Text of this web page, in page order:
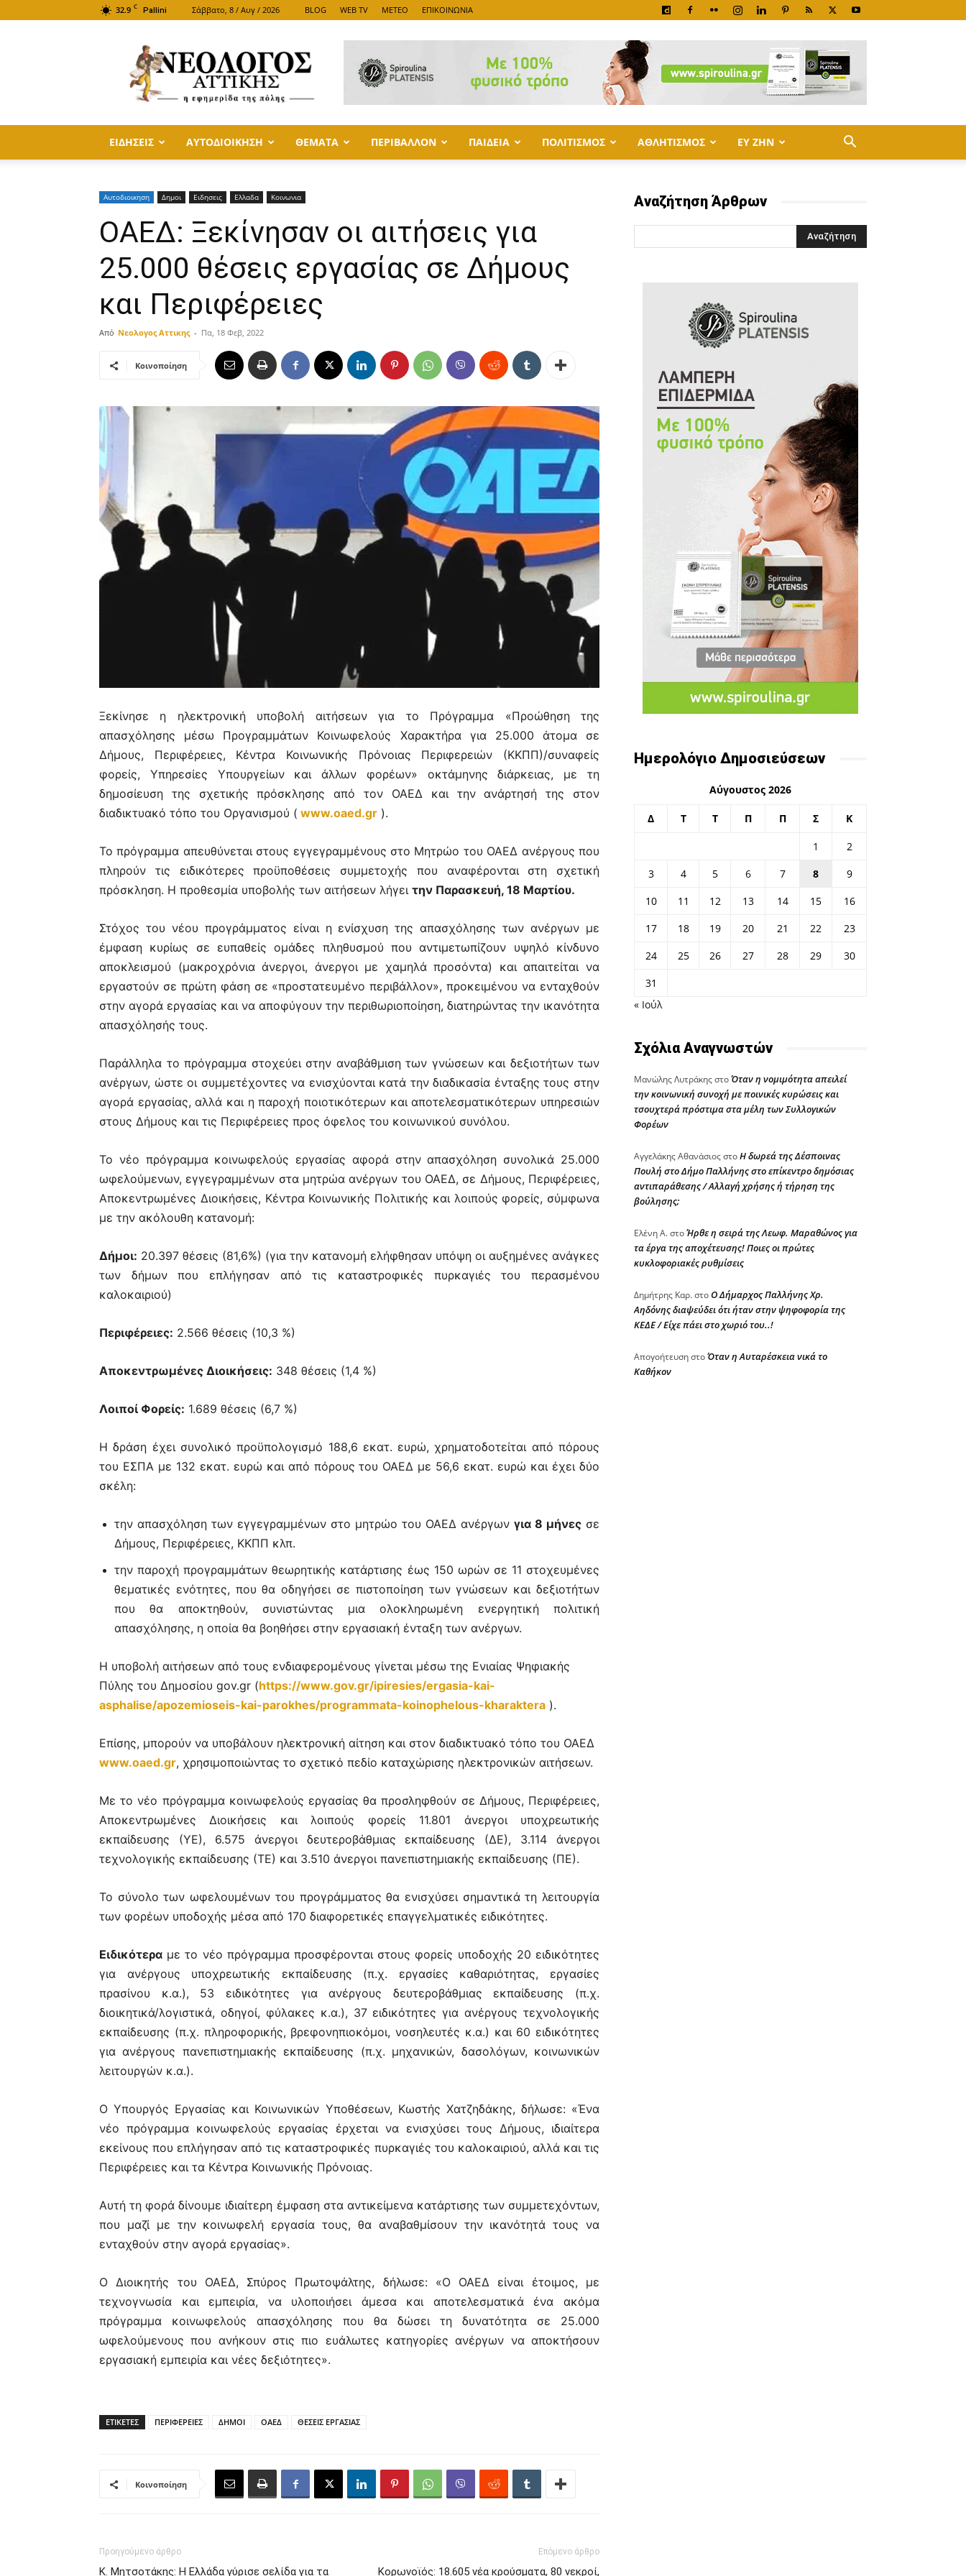
32.9 C Pallini Σάββατο, 8 / Αυγ / 2026 BLOG WEB TV METEO ΕΠΙΚΟΙΝΩΝΙΑ
ΑΤΤΙΚΗΣ
ΕΙΔΗΣΕΙΣ ΑΥΤΟΔΙΟΙΚΗΣΗ ΘΕΜΑΤΑ ΠΕΡΙΒΑΛΛΟΝ ΠΑΙΔΕΙΑ ΠΟΛΙΤΙΣΜΟΣ ΑΘΛΗΤΙΣΜΟΣ ΕΥ ΖΗΝ
Αυτοδιοικηση Δημοι Ειδησεις Ελλαδα Κοινωνια
ΟΑΕΔ: Ξεκίνησαν οι αιτήσεις για
25.000 θέσεις εργασίας σε Δήμους
και Περιφέρειες
Από Νεολογος Αττικης - Πα, 18 Φεβ, 2022
Κοινοποίηση
Ξεκίνησε η ηλεκτρονική υποβολή αιτήσεων για το Πρόγραμμα «Προώθηση της
απασχόλησης μέσω Προγραμμάτων Κοινωφελούς Χαρακτήρα για 25.000 άτομα σε
Δήμους, Περιφέρειες, Κέντρα Κοινωνικής Πρόνοιας Περιφερειών (ΚΚΠΠ)/συναφείς
φορείς, Υπηρεσίες Υπουργείων και άλλων φορέων» οκτάμηνης διάρκειας, με τη
δημοσίευση της σχετικής πρόσκλησης από τον ΟΑΕΔ και την ανάρτησή της στον
διαδικτυακό τόπο του Οργανισμού ( www.oaed.gr ).
Το πρόγραμμα απευθύνεται στους εγγεγραμμένους στο Μητρώο του ΟΑΕΔ ανέργους που
πληρούν τις ειδικότερες προϋποθέσεις συμμετοχής που αναφέρονται στη σχετική
πρόσκληση. Η προθεσμία υποβολής των αιτήσεων λήγει την Παρασκευή, 18 Μαρτίου.
Στόχος του νέου προγράμματος είναι η ενίσχυση της απασχόλησης των ανέργων με
έμφαση κυρίως σε ευπαθείς ομάδες πληθυσμού που αντιμετωπίζουν υψηλό κίνδυνο
αποκλεισμού (μακροχρόνια άνεργοι, άνεργοι με χαμηλά προσόντα) και απαιτείται να
εργαστούν σε πρώτη φάση σε «προστατευμένο περιβάλλον», προκειμένου να ενταχθούν
στην αγορά εργασίας και να αποφύγουν την περιθωριοποίηση, διατηρώντας την ικανότητα
απασχόλησής τους.
Παράλληλα το πρόγραμμα στοχεύει στην αναβάθμιση των γνώσεων και δεξιοτήτων των
ανέργων, ώστε οι συμμετέχοντες να ενισχύονται κατά την διαδικασία ένταξης τους στην
αγορά εργασίας, αλλά και η παροχή ποιοτικότερων και αποτελεσματικότερων υπηρεσιών
στους Δήμους και τις Περιφέρειες προς όφελος του κοινωνικού συνόλου.
Το νέο πρόγραμμα κοινωφελούς εργασίας αφορά στην απασχόληση συνολικά 25.000
ωφελούμενων, εγγεγραμμένων στα μητρώα ανέργων του ΟΑΕΔ, σε Δήμους, Περιφέρειες,
Αποκεντρωμένες Διοικήσεις, Κέντρα Κοινωνικής Πολιτικής και λοιπούς φορείς, σύμφωνα
με την ακόλουθη κατανομή:
Δήμοι: 20.397 θέσεις (81,6%) (για την κατανομή ελήφθησαν υπόψη οι αυξημένες ανάγκες
των δήμων που επλήγησαν από τις καταστροφικές πυρκαγιές του περασμένου
καλοκαιριού)
Περιφέρειες: 2.566 θέσεις (10,3 %)
Αποκεντρωμένες Διοικήσεις: 348 θέσεις (1,4 %)
Λοιποί Φορείς: 1.689 θέσεις (6,7 %)
Η δράση έχει συνολικό προϋπολογισμό 188,6 εκατ. ευρώ, χρηματοδοτείται από πόρους
του ΕΣΠΑ με 132 εκατ. ευρώ και από πόρους του ΟΑΕΔ με 56,6 εκατ. ευρώ και έχει δύο
σκέλη:
την απασχόληση των εγγεγραμμένων στο μητρώο του ΟΑΕΔ ανέργων για 8 μήνες σε
Δήμους, Περιφέρειες, ΚΚΠΠ κλπ.
την παροχή προγραμμάτων θεωρητικής κατάρτισης έως 150 ωρών σε 11 στοχευμένες
θεματικές ενότητες, που θα οδηγήσει σε πιστοποίηση των γνώσεων και δεξιοτήτων
που θα αποκτηθούν, συνιστώντας μια ολοκληρωμένη ενεργητική πολιτική
απασχόλησης, η οποία θα βοηθήσει στην εργασιακή ένταξη των ανέργων.
Η υποβολή αιτήσεων από τους ενδιαφερομένους γίνεται μέσω της Ενιαίας Ψηφιακής
Πύλης του Δημοσίου gov.gr (https://www.gov.gr/ipiresies/ergasia-kai-
asphalise/apozemioseis-kai-parokhes/programmata-koinophelous-kharaktera ).
Επίσης, μπορούν να υποβάλουν ηλεκτρονική αίτηση και στον διαδικτυακό τόπο του ΟΑΕΔ
www.oaed.gr, χρησιμοποιώντας το σχετικό πεδίο καταχώρισης ηλεκτρονικών αιτήσεων.
Με το νέο πρόγραμμα κοινωφελούς εργασίας θα προσληφθούν σε Δήμους, Περιφέρειες,
Αποκεντρωμένες Διοικήσεις και λοιπούς φορείς 11.801 άνεργοι υποχρεωτικής
εκπαίδευσης (ΥΕ), 6.575 άνεργοι δευτεροβάθμιας εκπαίδευσης (ΔΕ), 3.114 άνεργοι
τεχνολογικής εκπαίδευσης (ΤΕ) και 3.510 άνεργοι πανεπιστημιακής εκπαίδευσης (ΠΕ).
Το σύνολο των ωφελουμένων του προγράμματος θα ενισχύσει σημαντικά τη λειτουργία
των φορέων υποδοχής μέσα από 170 διαφορετικές επαγγελματικές ειδικότητες.
Ειδικότερα με το νέο πρόγραμμα προσφέρονται στους φορείς υποδοχής 20 ειδικότητες
για ανέργους υποχρεωτικής εκπαίδευσης (π.χ. εργασίες καθαριότητας, εργασίες
πρασίνου κ.α.), 53 ειδικότητες για ανέργους δευτεροβάθμιας εκπαίδευσης (π.χ.
διοικητικά/λογιστικά, οδηγοί, φύλακες κ.α.), 37 ειδικότητες για ανέργους τεχνολογικής
εκπαίδευσης (π.χ. πληροφορικής, βρεφονηπιοκόμοι, νοσηλευτές κ.α.) και 60 ειδικότητες
για ανέργους πανεπιστημιακής εκπαίδευσης (π.χ. μηχανικών, δασολόγων, κοινωνικών
λειτουργών κ.α.).
Ο Υπουργός Εργασίας και Κοινωνικών Υποθέσεων, Κωστής Χατζηδάκης, δήλωσε: «Ένα
νέο πρόγραμμα κοινωφελούς εργασίας έρχεται να ενισχύσει τους Δήμους, ιδιαίτερα
εκείνους που επλήγησαν από τις καταστροφικές πυρκαγιές του καλοκαιριού, αλλά και τις
Περιφέρειες και τα Κέντρα Κοινωνικής Πρόνοιας.
Αυτή τη φορά δίνουμε ιδιαίτερη έμφαση στα αντικείμενα κατάρτισης των συμμετεχόντων,
που μαζί με την κοινωφελή εργασία τους, θα αναβαθμίσουν την ικανότητά τους να
ενταχθούν στην αγορά εργασίας».
Ο Διοικητής του ΟΑΕΔ, Σπύρος Πρωτοψάλτης, δήλωσε: «Ο ΟΑΕΔ είναι έτοιμος, με
τεχνογνωσία και εμπειρία, να υλοποιήσει άμεσα και αποτελεσματικά ένα ακόμα
πρόγραμμα κοινωφελούς απασχόλησης που θα δώσει τη δυνατότητα σε 25.000
ωφελούμενους που ανήκουν στις πιο ευάλωτες κατηγορίες ανέργων να αποκτήσουν
εργασιακή εμπειρία και νέες δεξιότητες».
ΕΤΙΚΕΤΕΣ ΠΕΡΙΦΕΡΕΙΕΣ ΔΗΜΟΙ ΟΑΕΔ ΘΕΣΕΙΣ ΕΡΓΑΣΙΑΣ
Κοινοποίηση
Προηγούμενο άρθρο
Κ. Μητσοτάκης: Η Ελλάδα γύρισε σελίδα για τα
Επόμενο άρθρο
Κορωνοϊός: 18.605 νέα κρούσματα, 80 νεκροί,
Αναζήτηση Άρθρων
Ημερολόγιο Δημοσιεύσεων
Αύγουστος 2026
Δ Τ Τ Π Π Σ Κ
1
2
3
4 5 6 7 8
9
10
11 12 13 14 15
16
17
18 19 20 21 22
23
24
25 26 27 28 29
30
31
« Ιούλ
Σχόλια Αναγνωστών
Μανώλης ΛυτράκηςστοΌταν η νομιμότητα απειλεί
την κοινωνική συνοχή με ποινικές κυρώσεις και
τσουχτερά πρόστιμα στα μέλη των Συλλογικών
Φορέων
Αγγελάκης ΑθανάσιοςστοΗ δωρεά της Δέσποινας
Πουλή στο Δήμο Παλλήνης στο επίκεντρο δημόσιας
αντιπαράθεσης / Αλλαγή χρήσης ή τήρηση της
βούλησης;
Ελένη Α.στοΉρθε η σειρά της Λεωφ. Μαραθώνος για
τα έργα της αποχέτευσης! Ποιες οι πρώτες
κυκλοφοριακές ρυθμίσεις
Δημήτρης Καρ.στοΟ Δήμαρχος Παλλήνης Χρ.
Αηδόνης διαψεύδει ότι ήταν στην ψηφοφορία της
ΚΕΔΕ / Είχε πάει στο χωριό του..!
ΑπογοήτευσηστοΌταν η Αυταρέσκεια νικά το
Καθήκον